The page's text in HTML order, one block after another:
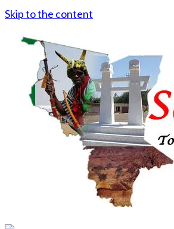
Skip to the content